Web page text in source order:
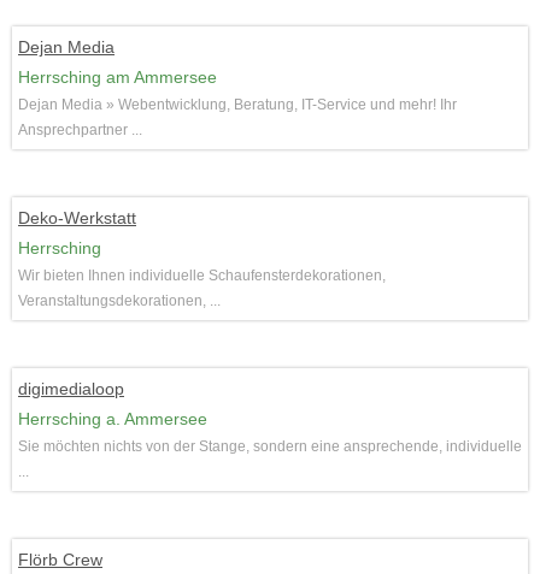
Dejan Media
Herrsching am Ammersee
Dejan Media » Webentwicklung, Beratung, IT-Service und mehr! Ihr
Ansprechpartner ...
Deko-Werkstatt
Herrsching
Wir bieten Ihnen individuelle Schaufensterdekorationen,
Veranstaltungsdekorationen, ...
digimedialoop
Herrsching a. Ammersee
Sie möchten nichts von der Stange, sondern eine ansprechende, individuelle
...
Flörb Crew